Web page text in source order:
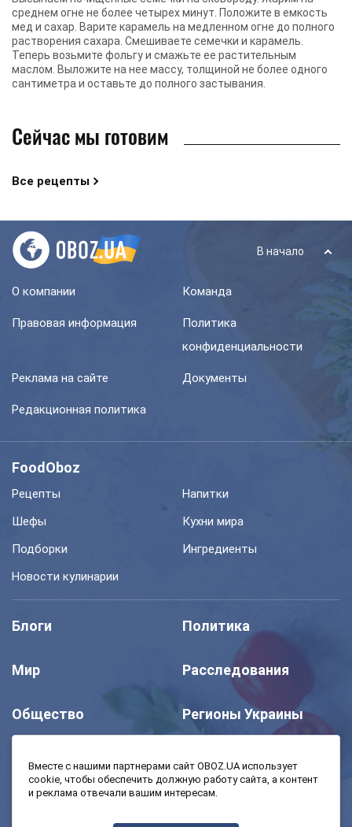
среднем огне не более четырех минут. Положите в емкость
мед и сахар. Варите карамель на медленном огне до полного
растворения сахара. Смешиваете семечки и карамель.
Теперь возьмите фольгу и смажьте ее растительным
маслом. Выложите на нее массу, толщиной не более одного
сантиметра и оставьте до полного застывания.
Сейчас мы готовим
Все рецепты
В начало
О компании Команда
Правовая информация
Политика
конфиденциальности
Реклама на сайте Документы
Редакционная политика
FoodOboz
Рецепты
Напитки
Шефы
Кухни мира
Подборки
Ингредиенты
Новости кулинарии
Блоги Политика
Мир Расследования
Общество Регионы Украины
Моя школа Авто
Вместе с нашими партнерами сайт OBOZ.UA использует
cookie, чтобы обеспечить должную работу сайта, а контент
и реклама отвечали вашим интересам.